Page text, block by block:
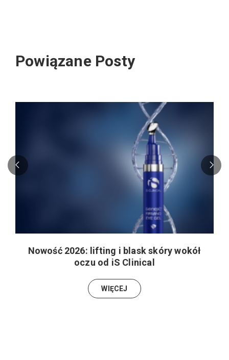
Powiązane Posty
Nowość 2026: lifting i blask skóry wokół
oczu od iS Clinical
WIĘCEJ